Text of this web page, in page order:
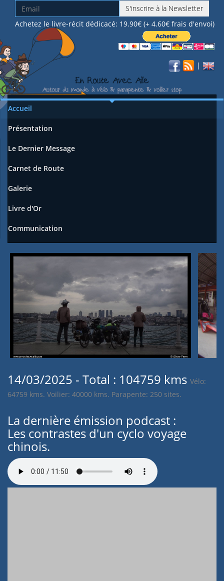
S'inscrire à la Newsletter
Achetez le livre-récit dédicacé: 19.90€ (+ 4.60€ frais d'envoi)
|
Accueil
Présentation
Le Dernier Message
Carnet de Route
Galerie
Livre d'Or
Communication
14/03/2025 - Total : 104759 kms Vélo:
64759 kms. Voilier: 40000 kms. Parapente: 250 sites.
La dernière émission podcast :
Les contrastes d'un cyclo voyage
chinois.